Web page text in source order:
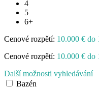
4
5
6+
Cenové rozpětí: 10.000 € do
Cenové rozpětí: 10.000 € do
Další možnosti vyhledávání
Bazén